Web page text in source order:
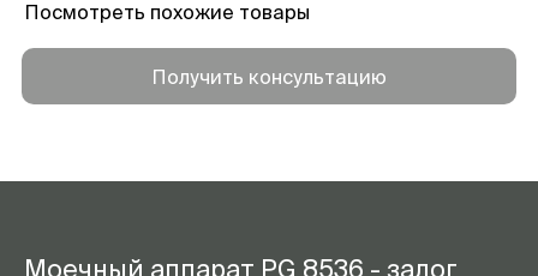
Программа OXIVARIO
отсутствует/присутствует
программ [количество]
случае отключения
времени
Посмотреть похожие товары
Получить консультацию
Моечный аппарат PG 8536 - залог